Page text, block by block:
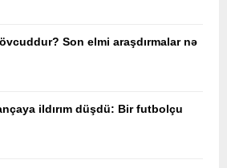
Son elmi araşdırmalar nə
ildırım düşdü: Bir futbolçu